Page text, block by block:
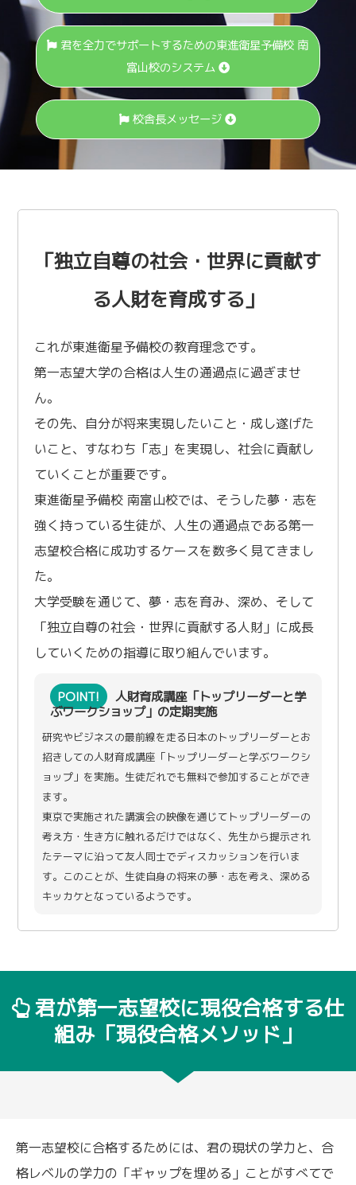
君を全力でサポートするための東進衛星予備校 南
富山校のシステム
校舎長メッセージ
「独立自尊の社会・世界に貢献す
る人財を育成する」
これが東進衛星予備校の教育理念です。
第一志望大学の合格は人生の通過点に過ぎませ
ん。
その先、自分が将来実現したいこと・成し遂げた
いこと、すなわち「志」を実現し、社会に貢献し
ていくことが重要です。
東進衛星予備校 南富山校では、そうした夢・志を
強く持っている生徒が、人生の通過点である第一
志望校合格に成功するケースを数多く見てきまし
た。
大学受験を通じて、夢・志を育み、深め、そして
「独立自尊の社会・世界に貢献する人財」に成長
していくための指導に取り組んでいます。
POINT!
人財育成講座「トップリーダーと学
ぶワークショップ」の定期実施
研究やビジネスの最前線を走る日本のトップリーダーとお
招きしての人財育成講座「トップリーダーと学ぶワークシ
ョップ」を実施。生徒だれでも無料で参加することができ
ます。
東京で実施された講演会の映像を通じてトップリーダーの
考え方・生き方に触れるだけではなく、先生から提示され
たテーマに沿って友人同士でディスカッションを行いま
す。このことが、生徒自身の将来の夢・志を考え、深める
キッカケとなっているようです。
君が第一志望校に現役合格する仕
組み「現役合格メソッド」
第一志望校に合格するためには、君の現状の学力と、合
格レベルの学力の「ギャップを埋める」ことがすべてで